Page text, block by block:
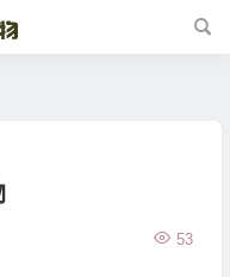
53